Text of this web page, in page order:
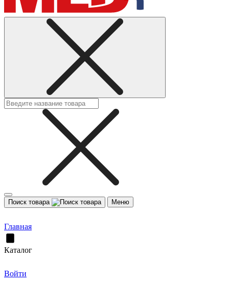
Поиск товара Меню
Главная
Каталог
Войти